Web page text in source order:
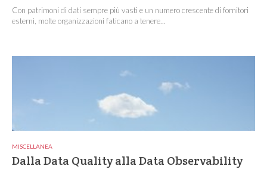
Con patrimoni di dati sempre più vasti e un numero crescente di fornitori
esterni, molte organizzazioni faticano a tenere...
MISCELLANEA
Dalla Data Quality alla Data Observability